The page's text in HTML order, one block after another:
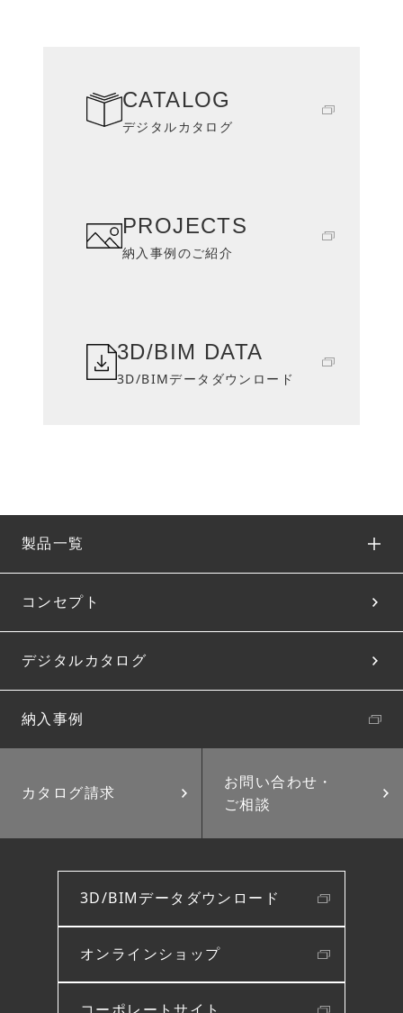
CATALOG
デジタルカタログ
PROJECTS
納入事例のご紹介
3D/BIM DATA
3D/BIMデータダウンロード
製品一覧
コンセプト
デジタルカタログ
納入事例
カタログ請求
お問い合わせ・
ご相談
3D/BIMデータダウンロード
オンラインショップ